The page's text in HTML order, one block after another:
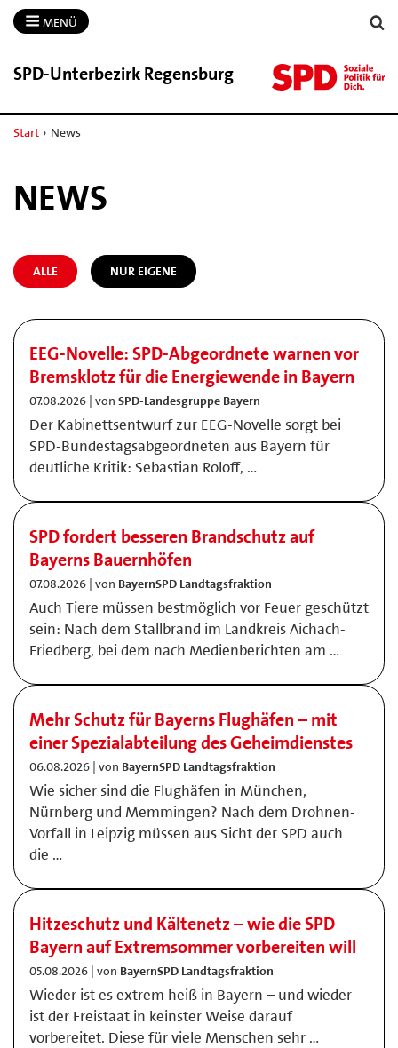
MENÜ
SPD-​Unterbezirk Regensburg
Start › News
NEWS
ALLE NUR EIGENE
EEG-Novelle: SPD-Abgeordnete warnen vor
Bremsklotz für die Energiewende in Bayern
07.08.2026 | von SPD-Landesgruppe Bayern
Der Kabinettsentwurf zur EEG-Novelle sorgt bei
SPD-Bundestagsabgeordneten aus Bayern für
deutliche Kritik: Sebastian Roloff, …
SPD fordert besseren Brandschutz auf
Bayerns Bauernhöfen
07.08.2026 | von BayernSPD Landtagsfraktion
Auch Tiere müssen bestmöglich vor Feuer geschützt
sein: Nach dem Stallbrand im Landkreis Aichach-
Friedberg, bei dem nach Medienberichten am …
Mehr Schutz für Bayerns Flughäfen – mit
einer Spezialabteilung des Geheimdienstes
06.08.2026 | von BayernSPD Landtagsfraktion
Wie sicher sind die Flughäfen in München,
Nürnberg und Memmingen? Nach dem Drohnen-
Vorfall in Leipzig müssen aus Sicht der SPD auch
die …
Hitzeschutz und Kältenetz – wie die SPD
Bayern auf Extremsommer vorbereiten will
05.08.2026 | von BayernSPD Landtagsfraktion
Wieder ist es extrem heiß in Bayern – und wieder
ist der Freistaat in keinster Weise darauf
vorbereitet. Diese für viele Menschen sehr …